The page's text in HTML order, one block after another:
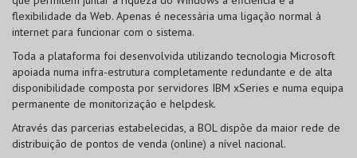
flexibilidade da Web. Apenas é necessária uma ligação normal à
internet para funcionar com o sistema.
Toda a plataforma foi desenvolvida utilizando tecnologia Microsoft
apoiada numa infra-estrutura completamente redundante e de alta
disponibilidade composta por servidores IBM xSeries e numa equipa
permanente de monitorização e helpdesk.
Através das parcerias estabelecidas, a BOL dispõe da maior rede de
distribuição de pontos de venda (online) a nível nacional.